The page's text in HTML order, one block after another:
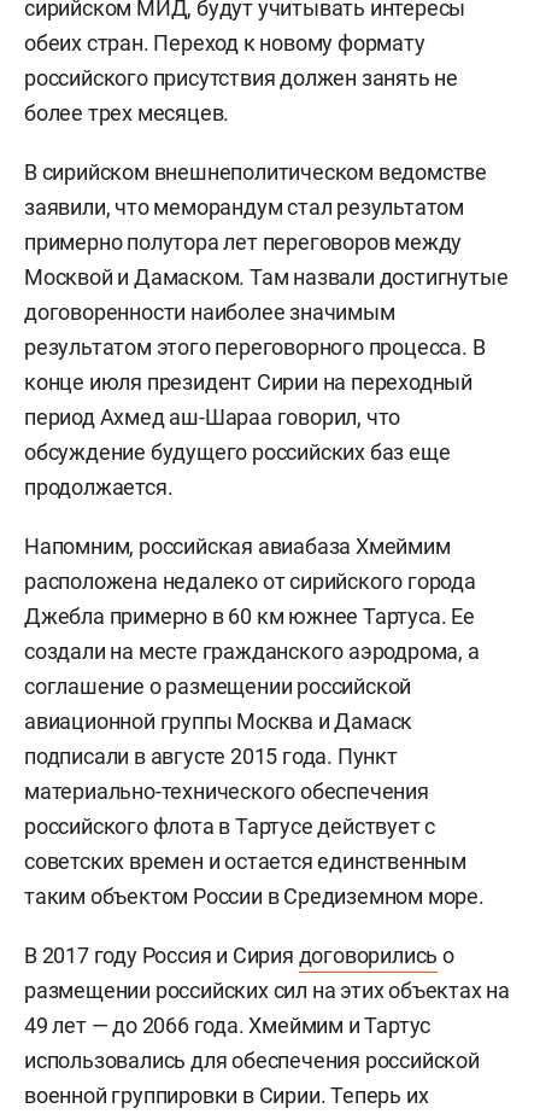
сирийском МИД, будут учитывать интересы
обеих стран. Переход к новому формату
российского присутствия должен занять не
более трех месяцев.
В сирийском внешнеполитическом ведомстве
заявили, что меморандум стал результатом
примерно полутора лет переговоров между
Москвой и Дамаском. Там назвали достигнутые
договоренности наиболее значимым
результатом этого переговорного процесса. В
конце июля президент Сирии на переходный
период Ахмед аш-Шараа говорил, что
обсуждение будущего российских баз еще
продолжается.
Напомним, российская авиабаза Хмеймим
расположена недалеко от сирийского города
Джебла примерно в 60 км южнее Тартуса. Ее
создали на месте гражданского аэродрома, а
соглашение о размещении российской
авиационной группы Москва и Дамаск
подписали в августе 2015 года. Пункт
материально-технического обеспечения
российского флота в Тартусе действует с
советских времен и остается единственным
таким объектом России в Средиземном море.
В 2017 году Россия и Сирия договорились о
размещении российских сил на этих объектах на
49 лет — до 2066 года. Хмеймим и Тартус
использовались для обеспечения российской
военной группировки в Сирии. Теперь их